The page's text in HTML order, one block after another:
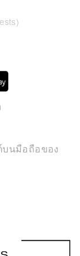
บนมือถือของ